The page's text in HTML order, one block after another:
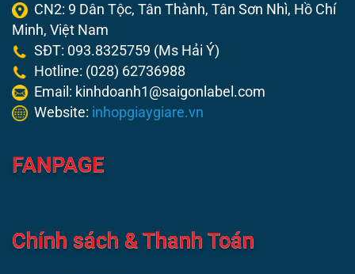
CN2: 9 Dân Tộc, Tân Thành, Tân Sơn Nhì, Hồ Chí
Minh, Việt Nam
SĐT: 093.8325759 (Ms Hải Ý)
Hotline: (028) 62736988
Email: kinhdoanh1@saigonlabel.com
Website: inhopgiaygiare.vn
FANPAGE
Chính sách & Thanh Toán